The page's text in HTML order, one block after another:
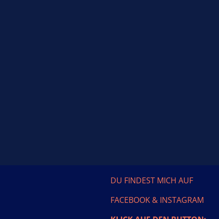
DU FINDEST MICH AUF
FACEBOOK & INSTAGRAM